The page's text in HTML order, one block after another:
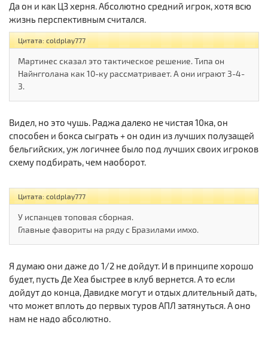
Да он и как ЦЗ херня. Абсолютно средний игрок, хотя всю
жизнь перспективным считался.
Цитата: coldplay777
Мартинес сказал это тактическое решение. Типа он
Найнгголана как 10-ку рассматривает. А они играют 3-4-
3.
Видел, но это чушь. Раджа далеко не чистая 10ка, он
способен и бокса сыграть + он один из лучших полузащей
бельгийских, уж логичнее было под лучших своих игроков
схему подбирать, чем наоборот.
Цитата: coldplay777
У испанцев топовая сборная.
Главные фавориты на ряду с Бразилами имхо.
Я думаю они даже до 1/2 не дойдут. И в принципе хорошо
будет, пусть Де Хеа быстрее в клуб вернется. А то если
дойдут до конца, Давидке могут и отдых длительный дать,
что может вплоть до первых туров АПЛ затянуться. А оно
нам не надо абсолютно.